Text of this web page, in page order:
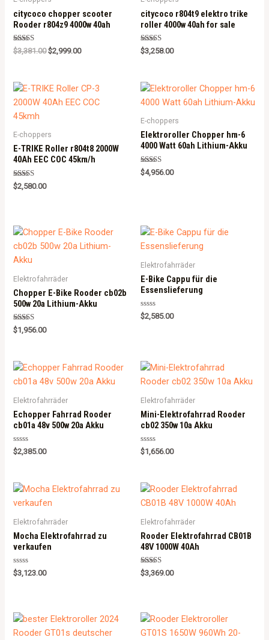
citycoco chopper scooter
Rooder r804z9 4000w 40ah
Rated
5.00
$3,381.00 $2,999.00
citycoco r804t9 elektro trike
roller 4000w 40ah for sale
Rated
5.00
$3,258.00
E-choppers
E-TRIKE Roller r804t8 2000W
40Ah EEC COC 45km/h
Rated
5.00
$2,580.00
E-choppers
Elektroroller Chopper hm-6
4000 Watt 60ah Lithium-Akku
Rated
5.00
$4,956.00
Elektrofahrräder
Chopper E-Bike Rooder cb02b
500w 20a Lithium-Akku
Rated
5.00
$1,956.00
Elektrofahrräder
E-Bike Cappu für die
Essenslieferung
R
a
u
t
o
f
$2,585.00
Elektrofahrräder
Echopper Fahrrad Rooder
cb01a 48v 500w 20a Akku
R
a
0
o
u
t
f
$2,385.00
Elektrofahrräder
Mini-Elektrofahrrad Rooder
cb02 350w 10a Akku
R
a
0
o
u
t
f
$1,656.00
Elektrofahrräder
Mocha Elektrofahrrad zu
verkaufen
R
a
o
u
t
o
$3,123.00
Elektrofahrräder
Rooder Elektrofahrrad CB01B
48V 1000W 40Ah
Rated
5.00
$3,369.00